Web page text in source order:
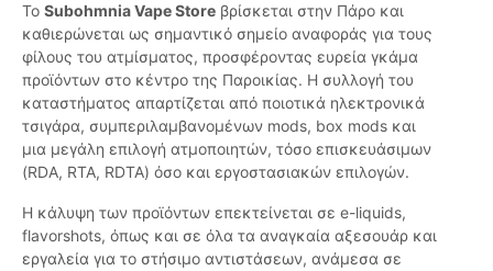
Το Subohmnia Vape Store βρίσκεται στην Πάρο και
καθιερώνεται ως σημαντικό σημείο αναφοράς για τους
φίλους του ατμίσματος, προσφέροντας ευρεία γκάμα
προϊόντων στο κέντρο της Παροικίας. Η συλλογή του
καταστήματος απαρτίζεται από ποιοτικά ηλεκτρονικά
τσιγάρα, συμπεριλαμβανομένων mods, box mods και
μια μεγάλη επιλογή ατμοποιητών, τόσο επισκευάσιμων
(RDA, RTA, RDTA) όσο και εργοστασιακών επιλογών.
Η κάλυψη των προϊόντων επεκτείνεται σε e-liquids,
flavorshots, όπως και σε όλα τα αναγκαία αξεσουάρ και
εργαλεία για το στήσιμο αντιστάσεων, ανάμεσα σε